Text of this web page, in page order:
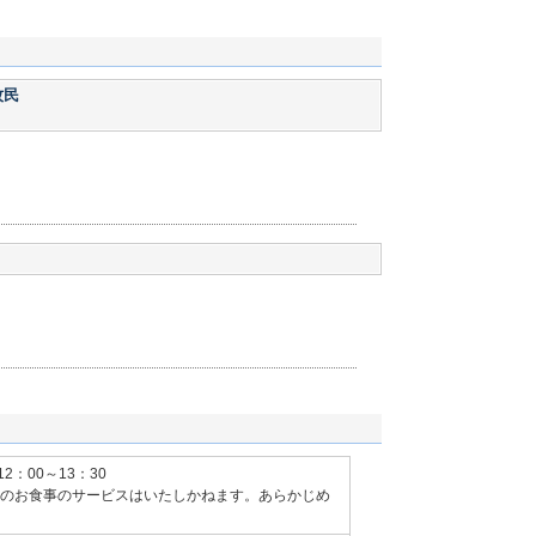
民
：00～13：30
お食事のサービスはいたしかねます。あらかじめ